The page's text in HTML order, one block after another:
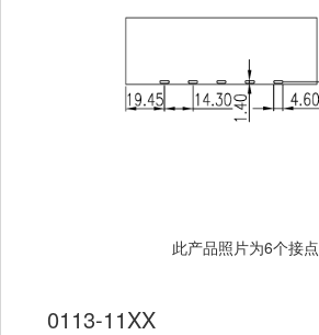
此产品照片为6个接点
0113-11XX